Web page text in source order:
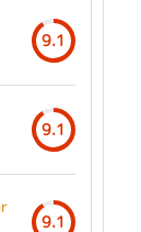
9.1
9.1
9.1